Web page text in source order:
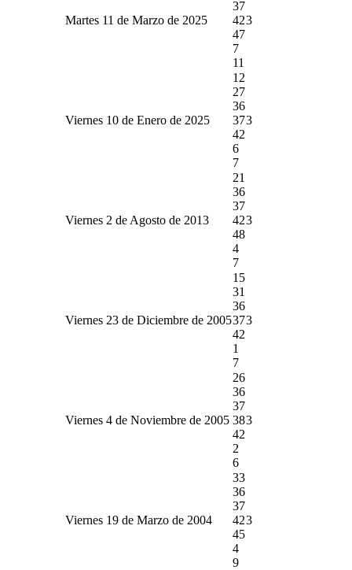
Martes 11 de Marzo de 2025
37
42
47
7
11
3
Viernes 10 de Enero de 2025
12
27
36
37
42
6
7
3
Viernes 2 de Agosto de 2013
21
36
37
42
48
4
7
3
Viernes 23 de Diciembre de 2005
15
31
36
37
42
1
7
3
Viernes 4 de Noviembre de 2005
26
36
37
38
42
2
6
3
Viernes 19 de Marzo de 2004
33
36
37
42
45
4
9
3